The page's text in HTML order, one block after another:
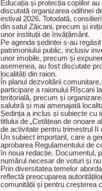
Educația și protecția copiilor
discutată organizarea odihnei
estival 2026. Totodată,
din satul Zăicani, precum și
unor instituții de învățământ.
Pe agenda ședinței s-au
patrimoniului public, inclusiv
unor imobile, precum și
asemenea, au fost discutate
localități din raion.
În planul dezvoltării
participare a raionului Rîșcani
teritorială, precum și
salubră și mai amenajată
Ședința a inclus și subiecte cu
titlului de „Cetățean de onoare
de activitate pentru trimestrul II
Un subiect important, care a
aprobarea Regulamentului de
în noua redacție. Documentul,
numărul necesar de voturi și
Prin diversitatea temelor
reflectă preocuparea
comunității și pentru creșterea